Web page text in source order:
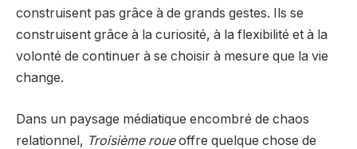
construisent pas grâce à de grands gestes. Ils se
construisent grâce à la curiosité, à la flexibilité et à la
volonté de continuer à se choisir à mesure que la vie
change.
Dans un paysage médiatique encombré de chaos
relationnel, Troisième roueoffre quelque chose de